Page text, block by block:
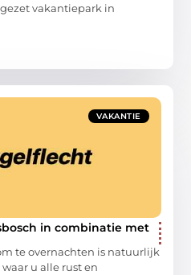
vakantiepark in
VAKANTIE
in combinatie met
te overnachten is natuurlijk
u alle rust en